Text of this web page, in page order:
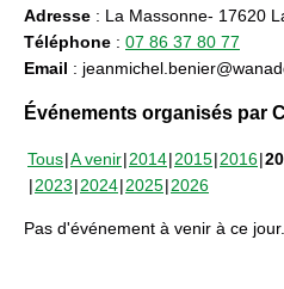
Adresse : La Massonne- 17620
Téléphone : 07 86 37 80 77
Email :
Événements organisés par
Tous A venir 2014 2015 2016
2023 2024 2025 2026
Pas d'événement à venir à ce jour.